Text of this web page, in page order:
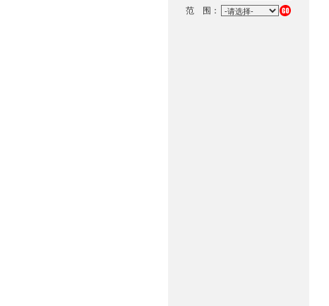
范 围：